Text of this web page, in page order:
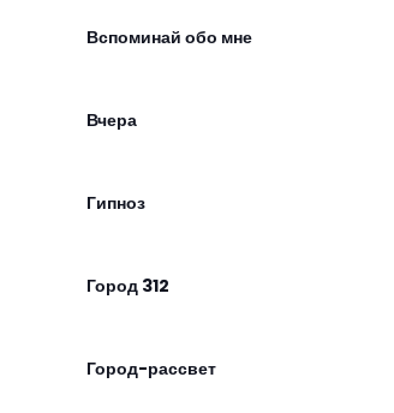
Вспоминай обо мне
Вчера
Гипноз
Город 312
Город-рассвет